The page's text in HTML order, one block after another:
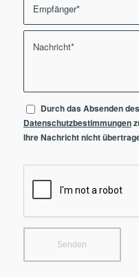
Durch das Absenden
Datenschutzbestimmungen
Ihre Nachricht nicht